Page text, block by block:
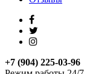
+7 (904) 225-03-96